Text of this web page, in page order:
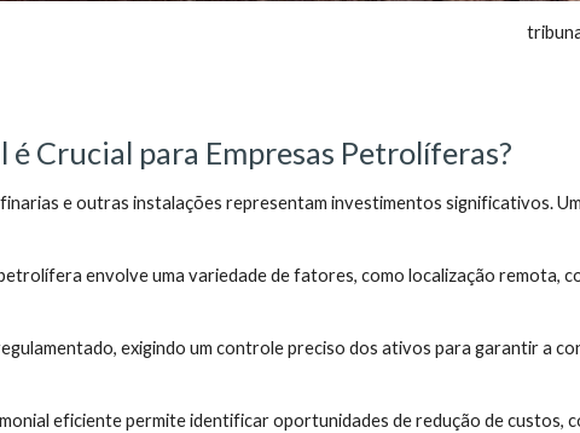
Crucial para Empresas Petrolíferas?
e outras instalações representam investimentos significativos.
envolve uma variedade de fatores, como localização remota,
exigindo um controle preciso dos ativos para garantir a
eficiente permite identificar oportunidades de redução de custos,